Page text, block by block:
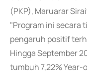
(PKP), Maruarar
"Program ini secara
pengaruh positif
Hingga September
tumbuh 7,22%